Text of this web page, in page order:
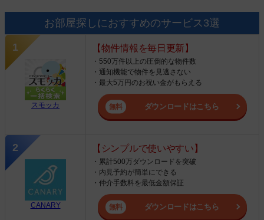
お部屋探しにおすすめのサービス3選
スモッカ
【物件情報を毎日更新】
・550万件以上の圧倒的な物件数
・通知機能で物件を見逃さない
・最大5万円のお祝い金がもらえる
ダウンロードはこちら
CANARY
【シンプルで使いやすい】
・累計500万ダウンロードを突破
・内見予約が簡単にできる
・仲介手数料を最低金額保証
ダウンロードはこちら